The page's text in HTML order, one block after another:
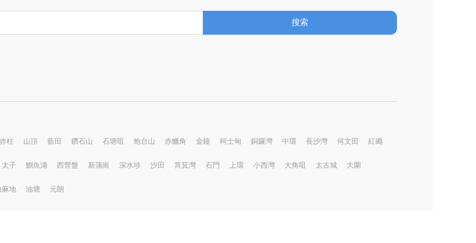
搜索
赤柱 山頂 藍田 鑽石山 石塘咀 炮台山 赤鱲角 金鐘 柯士甸 銅鑼灣 中環 長沙灣 何文田 紅磡
太子 鰂魚涌 西營盤 新蒲崗 深水埗 沙田 筲箕灣 石門 上環 小西灣 大角咀 太古城 大圍
麻地 油塘 元朗